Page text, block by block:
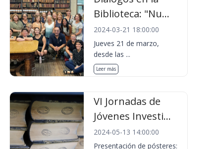
Biblioteca: "Nu...
2024-03-21 18:00:00
Jueves 21 de marzo,
desde las ...
Leer más
VI Jornadas de
Jóvenes Investi...
2024-05-13 14:00:00
Presentación de pósteres: